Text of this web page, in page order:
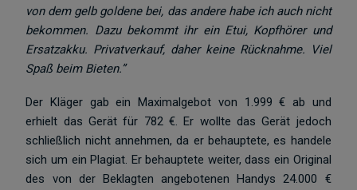
von dem gelb goldene bei, das andere habe ich auch nicht
bekommen. Dazu bekommt ihr ein Etui, Kopfhörer und
Ersatzakku. Privatverkauf, daher keine Rücknahme. Viel
Spaß beim Bieten.”
Der Kläger gab ein Maximalgebot von 1.999 € ab und
erhielt das Gerät für 782 €. Er wollte das Gerät jedoch
schließlich nicht annehmen, da er behauptete, es handele
sich um ein Plagiat. Er behauptete weiter, dass ein Original
des von der Beklagten angebotenen Handys 24.000 €